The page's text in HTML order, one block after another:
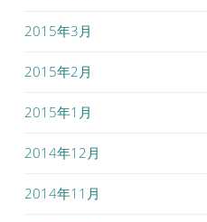
2015年3月
2015年2月
2015年1月
2014年12月
2014年11月